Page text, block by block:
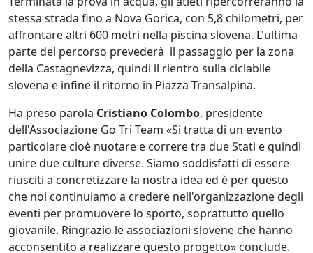
stessa strada fino a Nova Gorica, con 5,8 chilometri, per
affrontare altri 600 metri nella piscina slovena. L'ultima
parte del percorso prevederà il passaggio per la zona
della Castagnevizza, quindi il rientro sulla ciclabile
slovena e infine il ritorno in Piazza Transalpina.
Ha preso parola Cristiano Colombo, presidente
dell'Associazione Go Tri Team «Si tratta di un evento
particolare cioè nuotare e correre tra due Stati e quindi
unire due culture diverse. Siamo soddisfatti di essere
riusciti a concretizzare la nostra idea ed è per questo
che noi continuiamo a credere nell'organizzazione degli
eventi per promuovere lo sporto, soprattutto quello
giovanile. Ringrazio le associazioni slovene che hanno
acconsentito a realizzare questo progetto» conclude.